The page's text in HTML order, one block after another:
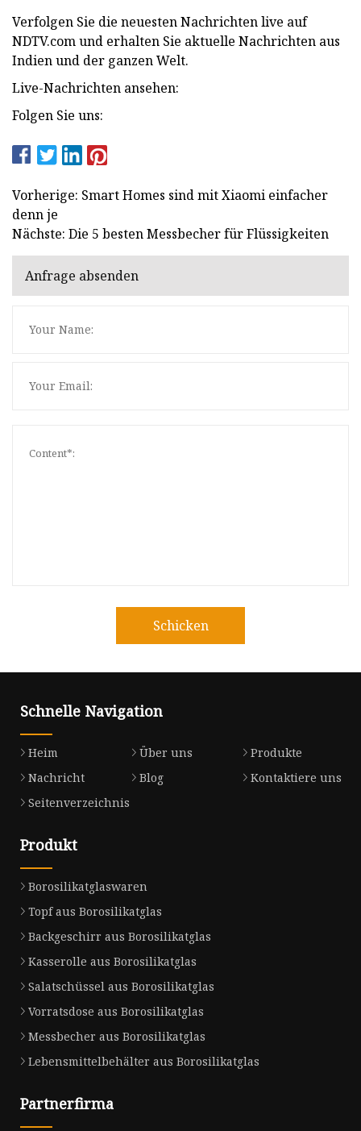
Verfolgen Sie die neuesten Nachrichten live auf
NDTV.com und erhalten Sie aktuelle Nachrichten aus
Indien und der ganzen Welt.
Live-Nachrichten ansehen:
Folgen Sie uns:
Vorherige: Smart Homes sind mit Xiaomi einfacher
denn je
Nächste: Die 5 besten Messbecher für Flüssigkeiten
Anfrage absenden
Schicken
Schnelle Navigation
Heim Über uns
Produkte
Nachricht
Blog
Kontaktiere uns
Seitenverzeichnis
Produkt
Borosilikatglaswaren
Topf aus Borosilikatglas
Backgeschirr aus Borosilikatglas
Kasserolle aus Borosilikatglas
Salatschüssel aus Borosilikatglas
Vorratsdose aus Borosilikatglas
Messbecher aus Borosilikatglas
Lebensmittelbehälter aus Borosilikatglas
Partnerfirma